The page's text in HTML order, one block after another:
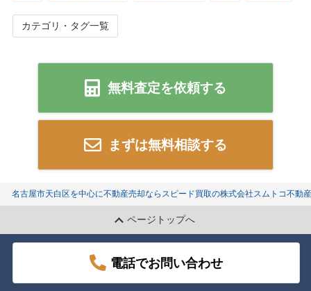
カテゴリ・タグ一覧
無料査定を依頼する
まずは無料相談する
名古屋市天白区を中心に不動産売却ならスピード買取の株式会社スムトコ不動
ページトップへ
電話でお問い合わせ